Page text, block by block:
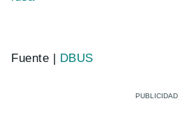
Fuente | DBUS